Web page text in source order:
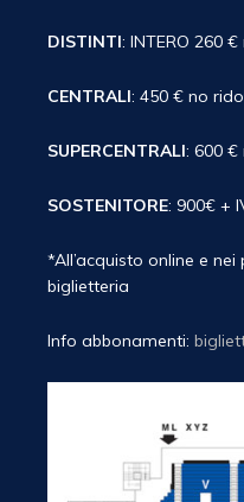
DISTINTI: INTERO 260
CENTRALI: 450 € no
SUPERCENTRALI: 600
SOSTENITORE: 900€ +
*All’acquisto online e
biglietteria
Info abbonamenti: